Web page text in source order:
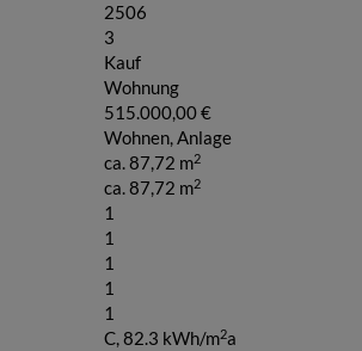
2506
3
Kauf
Wohnung
515.000,00 €
Wohnen Anlage
ca. 87,72 m2
ca. 87,72 m2
1
1
1
1
1
C, 82.3 kWh/m2a